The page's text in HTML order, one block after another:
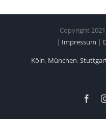
Copyright
| Impressum |
Köln, München,